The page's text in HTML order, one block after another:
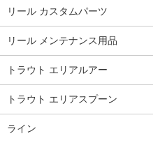
リール カスタムパーツ
リール メンテナンス用品
トラウト エリアルアー
トラウト エリアスプーン
ライン